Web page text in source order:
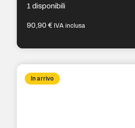
1 disponibili
90,90€ IVA inclusa
In arrivo